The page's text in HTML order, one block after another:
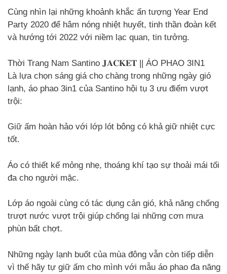
Cùng nhìn lại những khoảnh khắc ấn tượng Year End
Party 2020 để hâm nóng nhiệt huyết, tinh thần đoàn kết
và hướng tới 2022 với niềm lạc quan, tin tưởng.
Thời Trang Nam Santino 𝐉𝐀𝐂𝐊𝐄𝐓 || ÁO PHAO 3IN1
Là lựa chọn sáng giá cho chàng trong những ngày gió
lạnh, áo phao 3in1 của Santino hội tụ 3 ưu điểm vượt
trội:
Giữ ấm hoàn hảo với lớp lót bông có khả giữ nhiệt cực
tốt.
Áo có thiết kế mỏng nhẹ, thoáng khí tạo sự thoải mái tối
đa cho người mặc.
Lớp áo ngoài cùng có tác dụng cản gió, khả năng chống
trượt nước vượt trội giúp chống lại những cơn mưa
phùn bất chợt.
Những ngày lạnh buốt của mùa đông vẫn còn tiếp diễn
vì thế hãy tự giữ ấm cho mình với mẫu áo phao đa năng